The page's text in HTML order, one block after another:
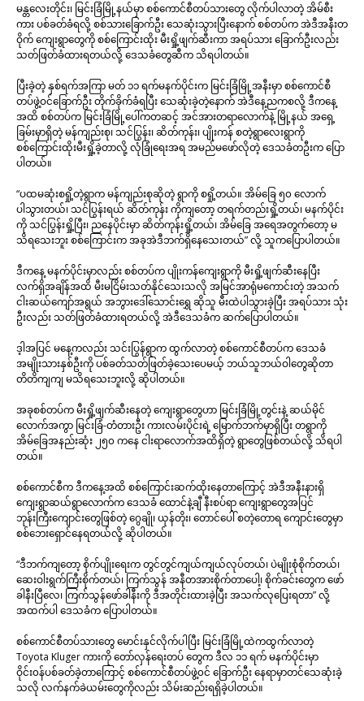
မန္တလေးတိုင်း၊ မြင်းခြံမြို့နယ်မှာ စစ်ကောင်စီတပ်သားတွေ လိုက်ပါလာတဲ့ အိမ်စီး
ကား ပစ်ခတ်ခံရလို့ စစ်သားခြောက်ဦး သေဆုံးသွားပြီးနောက် စစ်တပ်က အဲဒီအနီးတ
ဝိုက် ကျေးရွာတွေကို စစ်ကြောင်းထိုး မီးရှို့ဖျက်ဆီးကာ အရပ်သား ခြောက်ဦးလည်း
သတ်ဖြတ်ခံထားရတယ်လို့ ဒေသခံတွေဆီက သိရပါတယ်။
ပြီးခဲ့တဲ့ နှစ်ရက်အကြာ မတ် ၁၁ ရက်မနက်ပိုင်းက မြင်းခြံမြို့အနီးမှာ စစ်ကောင်စီ
တပ်ဖွဲ့ဝင်ခြောက်ဦး တိုက်ခိုက်ခံရပြီး သေဆုံးခဲ့တဲ့နောက် အဲဒီနေ့ညကစလို့ ဒီကနေ့
အထိ စစ်တပ်က မြင်းခြံမြို့ပေါ်ကတဆင့် အင်အားတရာလောက်နဲ့ မြို့နယ် အရှေ့
ခြမ်းမှာရှိတဲ့ မန်ကျည်းစု၊ သင်ပြွန်း၊ ဆိတ်ကုန်း၊ ပျိုးကန် စတဲ့ရွာလေးရွာကို
စစ်ကြောင်းထိုးမီးရှို့ခဲ့တာလို့ လုံခြုံရေးအရ အမည်မဖော်လိုတဲ့ ဒေသခံတဦးက ပြော
ပါတယ်။
“ပထမဆုံးစရှို့တဲ့ရွာက မန်ကျည်းစုဆိုတဲ့ ရွာကို စရှို့တယ်။ အိမ်ခြေ ၅၀ လောက်
ပါသွားတယ်၊ သင်ပြွန်းရယ် ဆိတ်ကုန်း ကိုကျတော့ တရက်တည်းရှို့တယ်၊ မနက်ပိုင်း
ကို သင်ပြွန်းရှို့ပြီး၊ ညနေပိုင်းမှာ ဆိတ်ကုန်းရှို့တယ်၊ အိမ်ခြေ အရေအတွက်တော့ မ
သိရသေးဘူး စစ်ကြောင်းက အခုအဲဒီဘက်ရှိနေသေးတယ်” လို့ သူကပြောပါတယ်။
ဒီကနေ့ မနက်ပိုင်းမှာလည်း စစ်တပ်က ပျိုးကန်ကျေးရွာကို မီးရှို့ဖျက်ဆီးနေပြီး
လက်ရှိအချိန်အထိ မီးမငြိမ်းသတ်နိုင်သေးသလို အမြင်အာရုံမကောင်းတဲ့ အသက်
ငါးဆယ်ကျော်အရွယ် အဘွားဒေါ်သောင်းရွှေ ဆိုသူ မီးထဲပါသွားခဲ့ပြီး အရပ်သား သုံး
ဦးလည်း သတ်ဖြတ်ခံထားရတယ်လို့ အဲဒီဒေသခံက ဆက်ပြောပါတယ်။
ဒ့ါအပြင် မနေ့ကလည်း သင်းပြွန်ရွာက ထွက်လာတဲ့ စစ်ကောင်စီတပ်က ဒေသခံ
အမျိုးသားနှစ်ဦးကို ပစ်ခတ်သတ်ဖြတ်ခဲ့သေးပေမယ့် ဘယ်သူဘယ်ဝါတွေဆိုတာ
တိတိကျကျ မသိရသေးဘူးလို့ ဆိုပါတယ်။
အခုစစ်တပ်က မီးရှို့ဖျက်ဆီးနေတဲ့ ကျေးရွာတွေဟာ မြင်းခြံမြို့တွင်းနဲ့ ဆယ်မိုင်
လောက်အကွာ မြင်းခြံ-တံတားဦး ကားလမ်းပိုင်းရဲ့ မြောက်ဘက်မှာရှိပြီး တရွာကို
အိမ်ခြေအနည်းဆုံး ၂၅၀ ကနေ ငါးရာလောက်အထိရှိတဲ့ ရွာတွေဖြစ်တယ်လို့ သိရပါ
တယ်။
စစ်ကောင်စီက ဒီကနေ့အထိ စစ်ကြောင်းဆက်ထိုးနေတာကြောင့် အဲဒီအနီးနားရှိ
ကျေးရွာဆယ်ရွာလောက်က ဒေသခံ ထောင်နဲ့ချီ နီးစပ်ရာ ကျေးရွာတွေအပြင်
ဘုန်းကြီးကျောင်းတွေဖြစ်တဲ့ ဂွေချို၊ ယုန်တိုး၊ တောင်ပေါ် စတဲ့တောရ ကျောင်းတွေမှာ
စစ်ဘေးရှောင်နေရတယ်လို့ ဆိုပါတယ်။
“ဒီဘက်ကျတော့ စိုက်ပျိုးရေးက တွင်တွင်ကျယ်ကျယ်လုပ်တယ်၊ ပဲမျိုးစုံစိုက်တယ်၊
ဆေးဝါးရွက်ကြီးစိုက်တယ်၊ ကြက်သွန် အနီတအားစိုက်တာပေါ့၊ စိုက်ခင်းတွေက ဖော်
ခါနီးပြီလေ၊ ကြက်သွန်ဖော်ခါနီးကို ဒီအတိုင်းထားခဲ့ပြီး အသက်လုပြေးရတာ” လို့
အထက်ပါ ဒေသခံက ပြောပါတယ်။
စစ်ကောင်စီတပ်သားတွေ မောင်းနှင်လိုက်ပါပြီး မြင်းခြံမြို့ထဲကထွက်လာတဲ့
Toyota Kluger ကားကို တော်လှန်ရေးတပ် တွေက ဒီလ ၁၁ ရက် မနက်ပိုင်းမှာ
ဝိုင်း၀န်ပစ်ခတ်ခဲ့တာကြောင့် စစ်ကောင်စီတပ်ဖွဲ့၀င် ခြောက်ဦး နေရာမှာတင်သေဆုံးခဲ့
သလို လက်နက်ခဲယမ်းတွေကိုလည်း သိမ်းဆည်းရရှိခဲ့ပါတယ်။